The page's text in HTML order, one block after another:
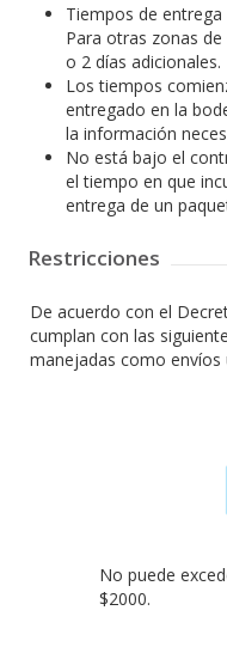
Tiempos de entrega
Para otras zonas
o 2 días adicionales.
Los tiempos
entregado en la
la información
No está bajo el
el tiempo en que
entrega de un
Restricciones
De acuerdo con el
cumplan con las
manejadas como envíos
No puede
$2000.